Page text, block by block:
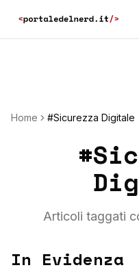
Home #Sicurezza Digitale
#
Articoli taggati
In Evidenza